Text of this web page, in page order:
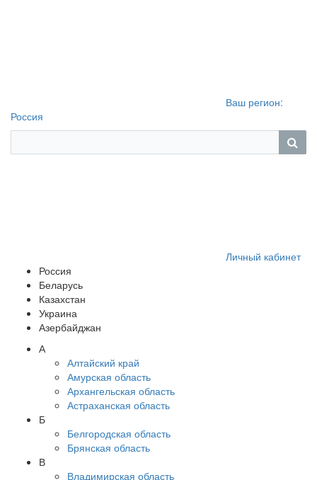
Ваш регион:
Россия
Личный кабинет
Россия
Беларусь
Казахстан
Украина
Азербайджан
А
Алтайский край
Амурская область
Архангельская область
Астраханская область
Б
Белгородская область
Брянская область
В
Владимирская область